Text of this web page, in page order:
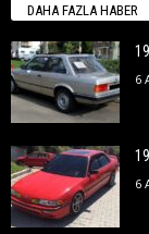
DAHA FAZLA HABER
6
6